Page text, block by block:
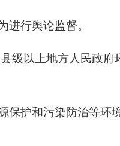
行舆论监督。
级以上地方人民政
保护和污染防治等环